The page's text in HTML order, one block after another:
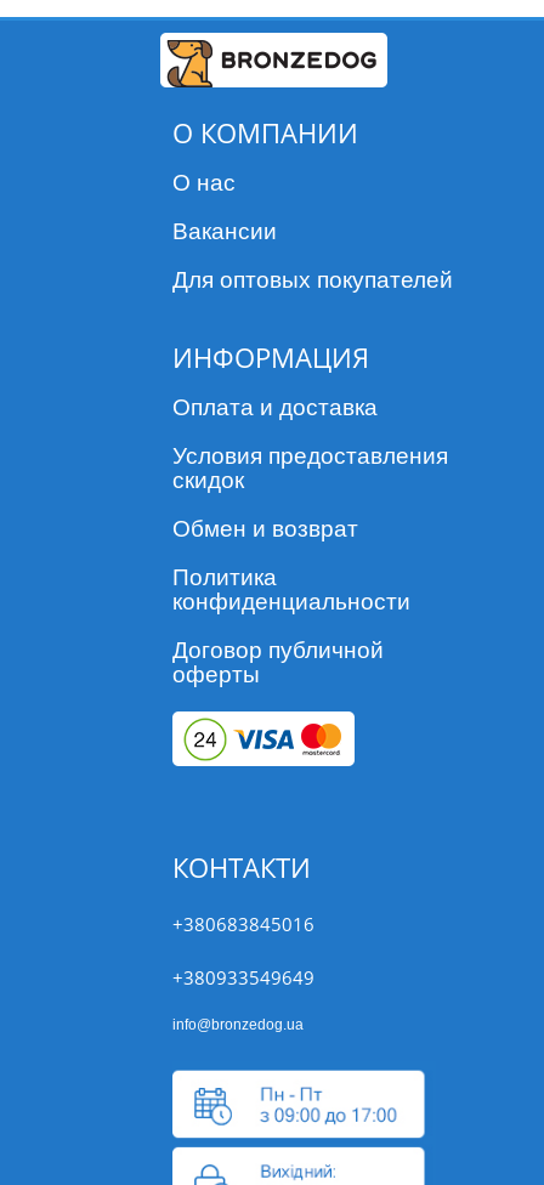
О КОМПАНИИ
О нас
Вакансии
Для оптовых покупателей
ИНФОРМАЦИЯ
Оплата и доставка
Условия предоставления
скидок
Обмен и возврат
Политика
конфиденциальности
Договор публичной
оферты
КОНТАКТИ
+380683845016
+380933549649
info@bronzedog.ua